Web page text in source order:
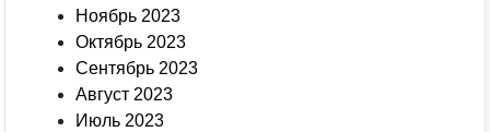
Ноябрь 2023
Октябрь 2023
Сентябрь 2023
Август 2023
Июль 2023